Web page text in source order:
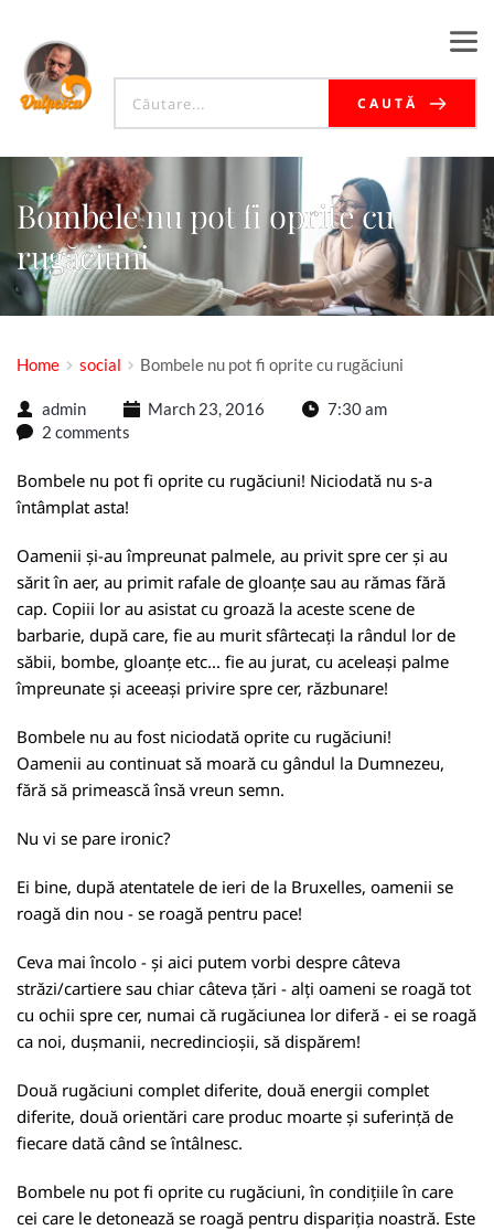
CAUTĂ
Bombele nu pot fi oprite cu
rugăciuni
Home social Bombele nu pot fi oprite cu rugăciuni
admin March 23, 2016
7:30 am
2 comments
Bombele nu pot fi oprite cu rugăciuni! Niciodată nu s-a
întâmplat asta!
Oamenii și-au împreunat palmele, au privit spre cer și au
sărit în aer, au primit rafale de gloanțe sau au rămas fără
cap. Copiii lor au asistat cu groază la aceste scene de
barbarie, după care, fie au murit sfârtecați la rândul lor de
săbii, bombe, gloanțe etc... fie au jurat, cu aceleași palme
împreunate și aceeași privire spre cer, răzbunare!
Bombele nu au fost niciodată oprite cu rugăciuni!
Oamenii au continuat să moară cu gândul la Dumnezeu,
fără să primească însă vreun semn.
Nu vi se pare ironic?
Ei bine, după atentatele de ieri de la Bruxelles, oamenii se
roagă din nou - se roagă pentru pace!
Ceva mai încolo - și aici putem vorbi despre câteva
străzi/cartiere sau chiar câteva țări - alți oameni se roagă tot
cu ochii spre cer, numai că rugăciunea lor diferă - ei se roagă
ca noi, dușmanii, necredincioșii, să dispărem!
Două rugăciuni complet diferite, două energii complet
diferite, două orientări care produc moarte și suferință de
fiecare dată când se întâlnesc.
Bombele nu pot fi oprite cu rugăciuni, în condițiile în care
cei care le detonează se roagă pentru dispariția noastră. Este